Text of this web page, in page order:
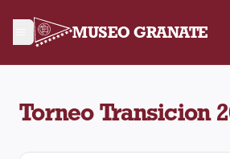
MUSEO GRANATE
Torneo Transicion